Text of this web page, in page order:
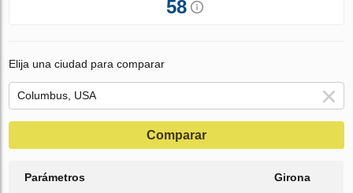
58
Elija una ciudad para comparar
Comparar
Parámetros Girona